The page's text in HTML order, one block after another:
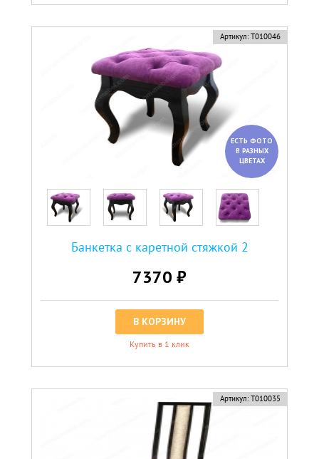
Артикул: Т010046
ЕСТЬ ФОТО
В РАЗНЫХ
ЦВЕТАХ
Банкетка с каретной стяжкой 2
7370 ₽
В КОРЗИНУ
Купить в 1 клик
Артикул: Т010035